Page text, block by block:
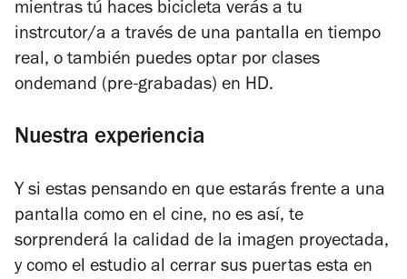
mientras tú haces bicicleta verás a tu
instrcutor/a a través de una pantalla en tiempo
real, o también puedes optar por clases
ondemand (pre-grabadas) en HD.
Nuestra experiencia
Y si estas pensando en que estarás frente a una
pantalla como en el cine, no es así, te
sorprenderá la calidad de la imagen proyectada,
y como el estudio al cerrar sus puertas esta en